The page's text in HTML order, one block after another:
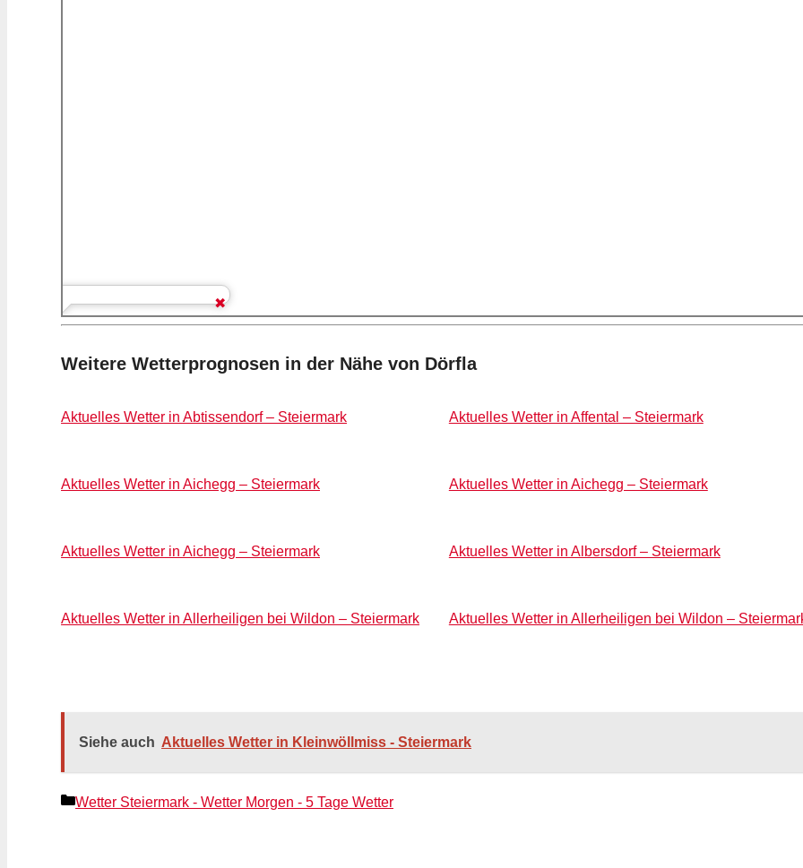
Weitere Wetterprognosen in der Nähe von Dörfla
Aktuelles Wetter in Abtissendorf – Steiermark Aktuelles Wetter in Affental – Steiermark
Aktuelles Wetter in Aichegg – Steiermark Aktuelles Wetter in Aichegg – Steiermark
Aktuelles Wetter in Aichegg – Steiermark Aktuelles Wetter in Albersdorf – Steiermark
Aktuelles Wetter in Allerheiligen bei Wildon – Steiermark Aktuelles Wetter in Allerheiligen bei Wildon –
Siehe auch Aktuelles Wetter in Kleinwöllmiss - Steiermark
Kategorien
Wetter Steiermark - Wetter Morgen - 5 Tage Wetter